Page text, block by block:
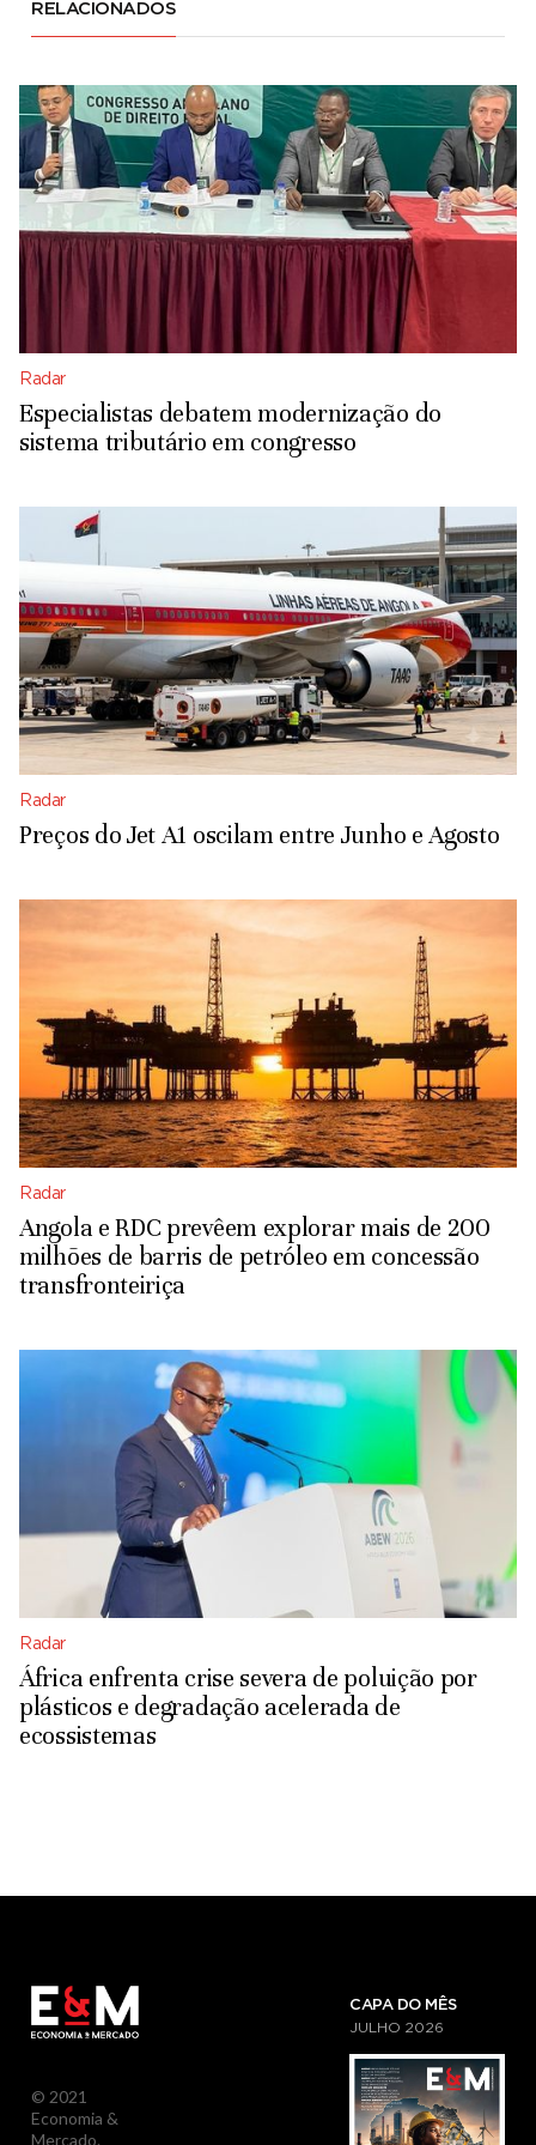
RELACIONADOS
Radar
Especialistas debatem modernização do
sistema tributário em congresso
Radar
Preços do Jet A1 oscilam entre Junho e Agosto
Radar
Angola e RDC prevêem explorar mais de 200
milhões de barris de petróleo em concessão
transfronteiriça
Radar
África enfrenta crise severa de poluição por
plásticos e degradação acelerada de
ecossistemas
© 2021
Economia &
Mercado.
CAPA DO MÊS
JULHO 2026